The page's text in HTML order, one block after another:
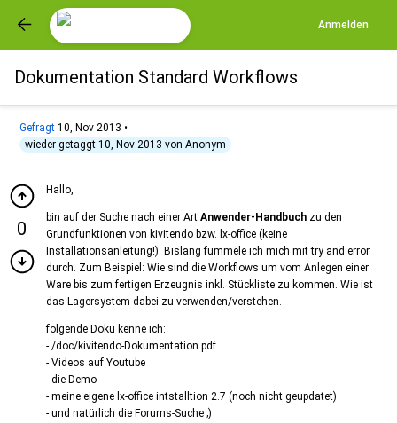
Anmelden
Dokumentation Standard Workflows
Gefragt 10, Nov 2013 •
wieder getaggt 10, Nov 2013 vonAnonym
0
Hallo,
bin auf der Suche nach einer Art Anwender-Handbuch zu den
Grundfunktionen von kivitendo bzw. lx-office (keine
Installationsanleitung!). Bislang fummele ich mich mit try and error
durch. Zum Beispiel: Wie sind die Workflows um vom Anlegen einer
Ware bis zum fertigen Erzeugnis inkl. Stückliste zu kommen. Wie ist
das Lagersystem dabei zu verwenden/verstehen.
folgende Doku kenne ich:
- /doc/kivitendo-Dokumentation.pdf
- Videos auf Youtube
- die Demo
- meine eigene lx-office intstalltion 2.7 (noch nicht geupdatet)
- und natürlich die Forums-Suche ;)